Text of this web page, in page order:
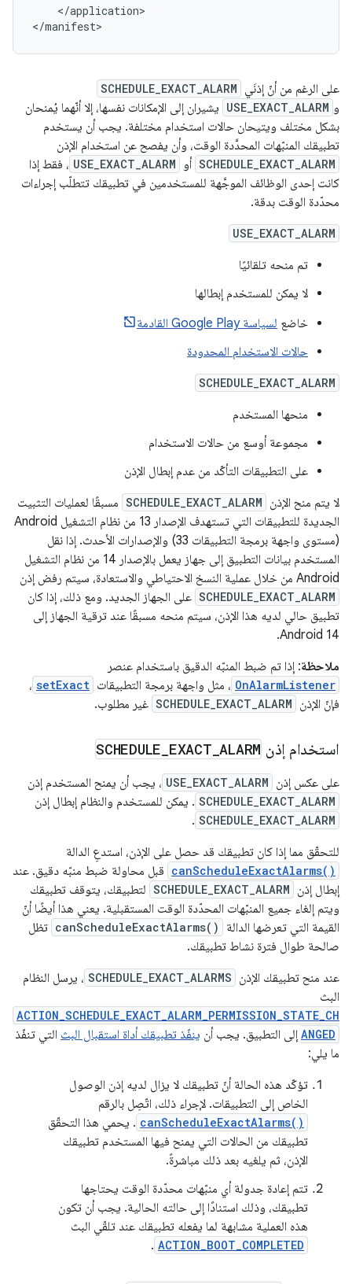
</application>
</manifest>
على الرغم من أنّ إذنَي SCHEDULE_EXACT_ALARM
و USE_EXACT_ALARM يشيران إلى الإمكانات نفسها، إلا أنّهما يُمنحان
بشكل مختلف ويتيحان حالات استخدام مختلفة. يجب أن يستخدم
تطبيقك المنبّهات المحدَّدة الوقت، وأن يفصح عن استخدام الإذن
SCHEDULE_EXACT_ALARM أو USE_EXACT_ALARM ، فقط إذا
كانت إحدى الوظائف الموجَّهة للمستخدمين في تطبيقك تتطلّب إجراءات
محدّدة الوقت بدقة.
USE_EXACT_ALARM
تم منحه تلقائيًا
لا يمكن للمستخدم إبطالها
خاضع لسياسة Google Play القادمة
حالات الاستخدام المحدودة
SCHEDULE_EXACT_ALARM
منحها المستخدم
مجموعة أوسع من حالات الاستخدام
على التطبيقات التأكّد من عدم إبطال الإذن
لا يتم منح الإذن SCHEDULE_EXACT_ALARM مسبقًا لعمليات التثبيت
الجديدة للتطبيقات التي تستهدف الإصدار 13 من نظام التشغيل Android
(مستوى واجهة برمجة التطبيقات 33) والإصدارات الأحدث. إذا نقل
المستخدم بيانات التطبيق إلى جهاز يعمل بالإصدار 14 من نظام التشغيل
Android من خلال عملية النسخ الاحتياطي والاستعادة، سيتم رفض إذن
SCHEDULE_EXACT_ALARM على الجهاز الجديد. ومع ذلك، إذا كان
تطبيق حالي لديه هذا الإذن، سيتم منحه مسبقًا عند ترقية الجهاز إلى
Android 14.
ملاحظة: إذا تم ضبط المنبّه الدقيق باستخدام عنصر
OnAlarmListener ، مثل واجهة برمجة التطبيقات setExact ،
فإنّ الإذن SCHEDULE_EXACT_ALARM غير مطلوب.
استخدام إذن SCHEDULE EXACT _ALARM
على عكس إذن USE_EXACT_ALARM ، يجب أن يمنح المستخدم إذن
SCHEDULE_EXACT_ALARM . يمكن للمستخدم والنظام إبطال إذن
SCHEDULE_EXACT_ALARM
.
للتحقّق مما إذا كان تطبيقك قد حصل على الإذن، استدعِ الدالة
canScheduleExactAlarms() قبل محاولة ضبط منبّه دقيق. عند
إبطال إذن SCHEDULE_EXACT_ALARM لتطبيقك، يتوقف تطبيقك
ويتم إلغاء جميع المنبّهات المحدّدة الوقت المستقبلية. يعني هذا أيضًا أنّ
القيمة التي تعرضها الدالة
canScheduleExactAlarms() تظل
صالحة طوال فترة نشاط تطبيقك.
عند منح تطبيقك الإذن SCHEDULE_EXACT_ALARMS ، يرسل النظام
البث
ACTION_SCHEDULE_EXACT_ALARM_PERMISSION_STATE_CH
ANGED إلى التطبيق. يجب أن ينفّذ تطبيقك أداة استقبال البث التي تنفّذ
ما يلي:
تؤكّد هذه الحالة أنّ تطبيقك لا يزال لديه إذن الوصول
الخاص إلى التطبيقات. لإجراء ذلك، اتّصِل بالرقم
canScheduleExactAlarms() . يحمي هذا التحقّق
تطبيقك من الحالات التي يمنح فيها المستخدم تطبيقك
الإذن، ثم يلغيه بعد ذلك مباشرةً.
تتم إعادة جدولة أي منبّهات محدّدة الوقت يحتاجها
تطبيقك، وذلك استنادًا إلى حالته الحالية. يجب أن تكون
هذه العملية مشابهة لما يفعله تطبيقك عند تلقّي البث
ACTION_BOOT_COMPLETED
.